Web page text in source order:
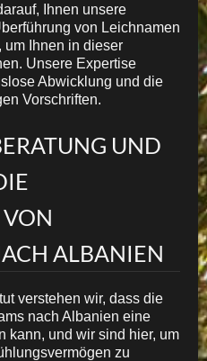
Ihnen unsere
von Leichnamen
um Ihnen in dieser
Unsere Expertise
Abwicklung und die
Vorschriften.
UND
ALBANIEN
verstehen wir, dass die
nach Albanien eine
kann, und wir sind hier, um
zu